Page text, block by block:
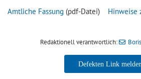
Amtliche Fassung (pdf-Datei) Hinweise
Redaktionell verantwortlich:
Boris Angerer, LIBRA